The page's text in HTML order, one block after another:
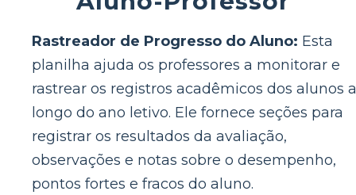
Rastreador de Progresso do Aluno: Esta
planilha ajuda os professores a monitorar e
rastrear os registros acadêmicos dos alunos
longo do ano letivo. Ele fornece seções para
registrar os resultados da avaliação,
observações e notas sobre o desempenho,
pontos fortes e fracos do aluno.